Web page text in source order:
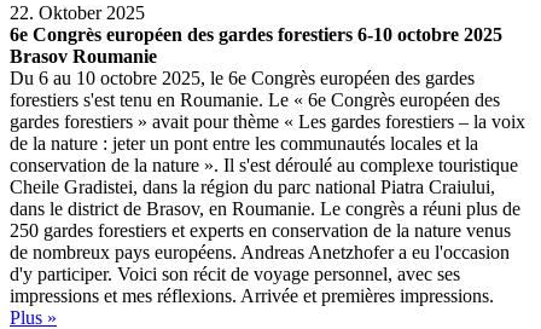
22. Oktober 2025
6e Congrès européen des gardes forestiers 6-10 octobre 2025
Brasov Roumanie
Du 6 au 10 octobre 2025, le 6e Congrès européen des gardes
forestiers s'est tenu en Roumanie. Le « 6e Congrès européen des
gardes forestiers » avait pour thème « Les gardes forestiers – la voix
de la nature : jeter un pont entre les communautés locales et la
conservation de la nature ». Il s'est déroulé au complexe touristique
Cheile Gradistei, dans la région du parc national Piatra Craiului,
dans le district de Brasov, en Roumanie. Le congrès a réuni plus de
250 gardes forestiers et experts en conservation de la nature venus
de nombreux pays européens. Andreas Anetzhofer a eu l'occasion
d'y participer. Voici son récit de voyage personnel, avec ses
impressions et mes réflexions. Arrivée et premières impressions.
Plus »